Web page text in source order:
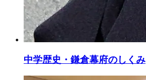
中学歴史・鎌倉幕府のしくみ